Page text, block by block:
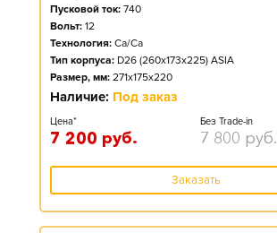
Пусковой ток: 740
Вольт: 12
Технология: Ca/Ca
Тип корпуса: D26 (260x173x225) ASIA
Размер, мм: 271x175x220
Наличие: Под заказ
Цена*
7 200 руб.
Без Trade-in
7 800 руб.
Заказать